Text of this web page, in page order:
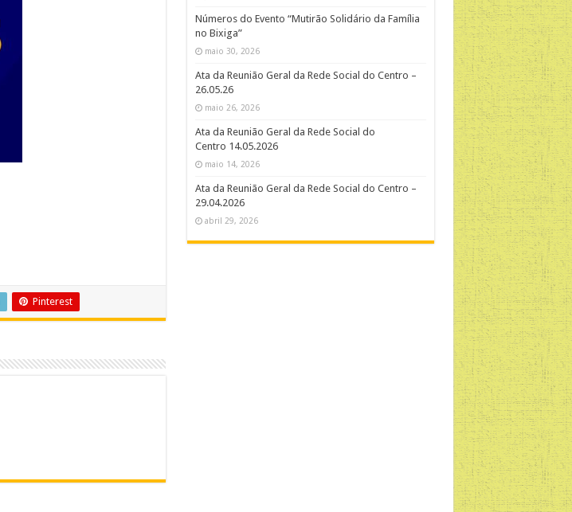
Pinterest
Números do Evento “Mutirão Solidário da Família
no Bixiga”
maio 30, 2026
Ata da Reunião Geral da Rede Social do Centro –
26.05.26
maio 26, 2026
Ata da Reunião Geral da Rede Social do
Centro 14.05.2026
maio 14, 2026
Ata da Reunião Geral da Rede Social do Centro –
29.04.2026
abril 29, 2026